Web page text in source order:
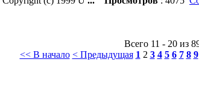
Всего 11 - 20 из
<< В начало < Предыдущая 1 2 3 4 5 6 7 8 9